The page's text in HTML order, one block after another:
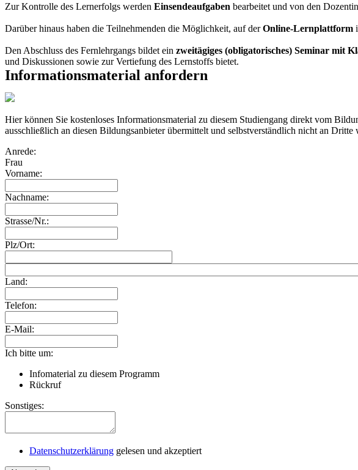
Zur Kontrolle des Lernerfolgs werden Einsendeaufgaben bearbeitet und von den
Darüber hinaus haben die Teilnehmenden die Möglichkeit, auf derOnline-Lernplattform
Den Abschluss des Fernlehrgangs bildet ein zweitägiges (obligatorisches) Seminar mit
und Diskussionen sowie zur Vertiefung des Lernstoffs bietet.
Informationsmaterial anfordern
Hier können Sie kostenloses Informationsmaterial zu diesem Studiengang direkt vom
ausschließlich an diesen Bildungsanbieter übermittelt und selbstverständlich nicht an Dritte
Anrede:
Frau
Vorname:
Nachname:
Strasse/Nr.:
Plz/Ort:
Land:
Telefon:
E-Mail:
Ich bitte um:
Infomaterial zu diesem Programm
Rückruf
Sonstiges:
Datenschutzerklärung gelesen und akzeptiert